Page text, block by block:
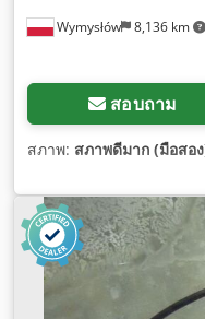
Wymysłów 8,136 km
สอบถาม
สภาพ: สภาพดีมาก (มือสอ